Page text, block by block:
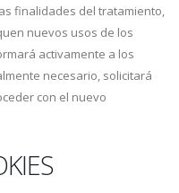
finalidades del tratamiento,
nuevos usos de los
activamente a los
necesario, solicitará
con el nuevo